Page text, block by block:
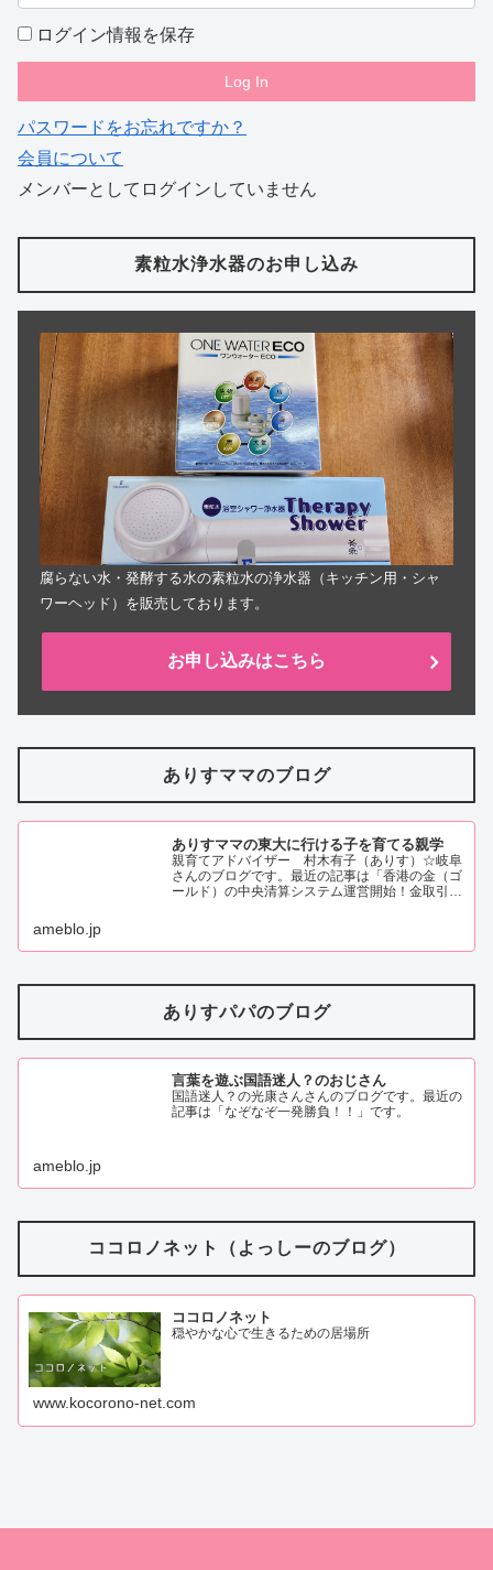
ログイン情報を保存
パスワードをお忘れですか？
会員について
メンバーとしてログインしていません
素粒水浄水器のお申し込み
腐らない水・発酵する水の素粒水の浄水器（キッチン用・シャ
ワーヘッド）を販売しております。
お申し込みはこちら
ありすママのブログ
ありすママの東大に行ける子を育てる親学
親育てアドバイザー 村木有子（ありす）☆岐阜
さんのブログです。最近の記事は「香港の金（ゴ
ールド）の中央清算システム運営開始！金取引の
ameblo.jp
ありすパパのブログ
言葉を遊ぶ国語迷人？のおじさん
国語迷人？の光康さんさんのブログです。最近の
記事は「なぞなぞ一発勝負！！」です。
ameblo.jp
ココロノネット（よっしーのブログ）
ココロノネット
穏やかな心で生きるための居場所
www.kocorono-net.com